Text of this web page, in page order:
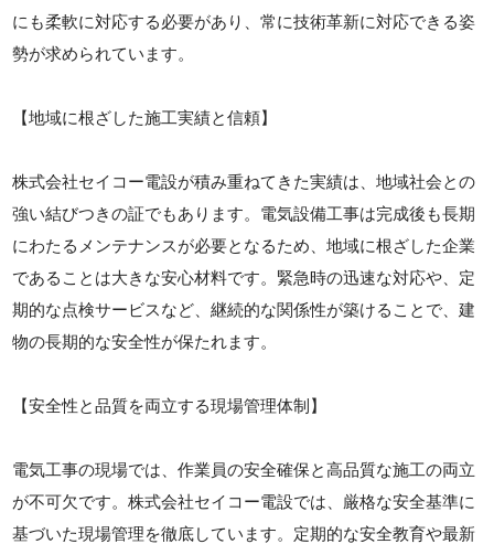
にも柔軟に対応する必要があり、常に技術革新に対応できる姿
勢が求められています。
【地域に根ざした施工実績と信頼】
株式会社セイコー電設が積み重ねてきた実績は、地域社会との
強い結びつきの証でもあります。電気設備工事は完成後も長期
にわたるメンテナンスが必要となるため、地域に根ざした企業
であることは大きな安心材料です。緊急時の迅速な対応や、定
期的な点検サービスなど、継続的な関係性が築けることで、建
物の長期的な安全性が保たれます。
【安全性と品質を両立する現場管理体制】
電気工事の現場では、作業員の安全確保と高品質な施工の両立
が不可欠です。株式会社セイコー電設では、厳格な安全基準に
基づいた現場管理を徹底しています。定期的な安全教育や最新